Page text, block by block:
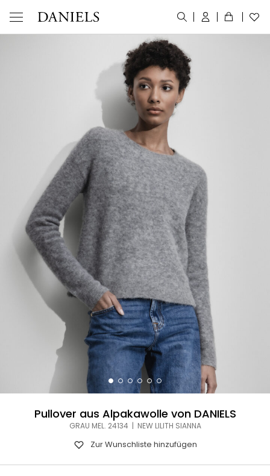
Pullover aus Alpakawolle von DANIELS
GRAU MEL. 24134 | NEW LILITH SIANNA
Zur Wunschliste hinzufügen